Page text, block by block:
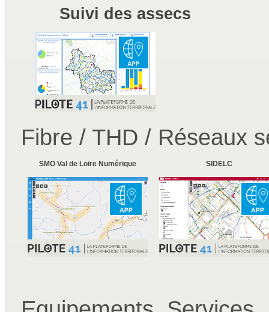
Suivi des assecs
Fibre / THD / Réseaux
SMO Val de Loire Numérique SIDELC